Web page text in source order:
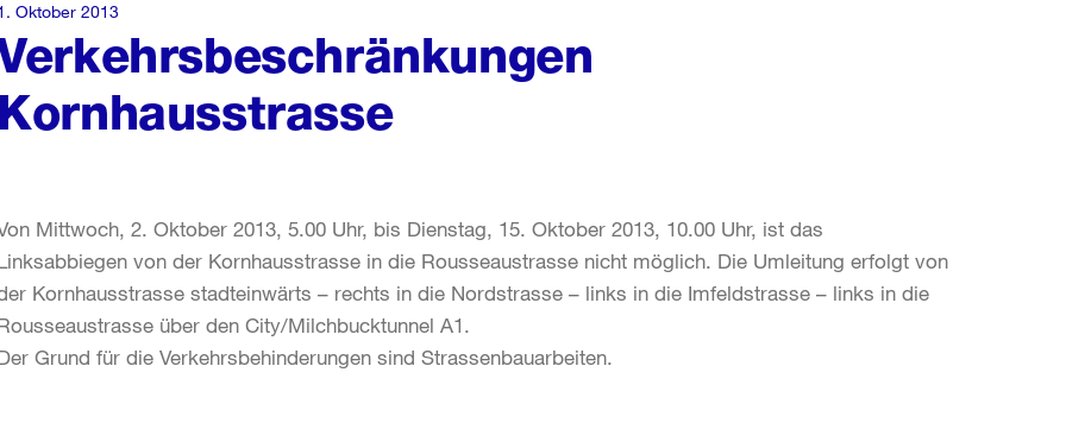
Kornhausstrasse
Oktober 2013
Mittwoch, 2. Oktober 2013, 5.00 Uhr, bis Dienstag, 15. Oktober 2013, 10.00 Uhr, ist das
von der Kornhausstrasse in die Rousseaustrasse nicht möglich. Die Umleitung erfolgt von
Kornhausstrasse stadteinwärts – rechts in die Nordstrasse – links in die Imfeldstrasse – links in die
über den City/Milchbucktunnel A1.
Grund für die Verkehrsbehinderungen sind Strassenbauarbeiten.